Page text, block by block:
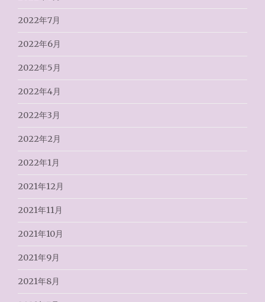
2022年7月
2022年6月
2022年5月
2022年4月
2022年3月
2022年2月
2022年1月
2021年12月
2021年11月
2021年10月
2021年9月
2021年8月